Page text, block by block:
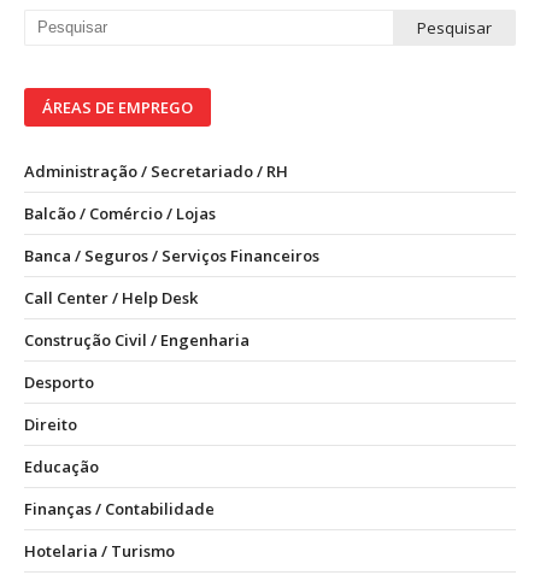
ÁREAS DE EMPREGO
Administração / Secretariado / RH
Balcão / Comércio / Lojas
Banca / Seguros / Serviços Financeiros
Call Center / Help Desk
Construção Civil / Engenharia
Desporto
Direito
Educação
Finanças / Contabilidade
Hotelaria / Turismo